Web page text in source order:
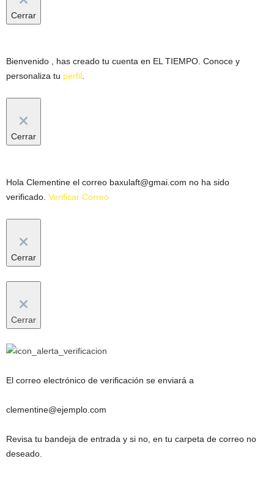
Cerrar
Bienvenido , has creado tu cuenta en EL TIEMPO. Conoce y
personaliza tu perfil.
Cerrar
Hola Clementine el correo baxulaft@gmai.com no ha sido
verificado. Verificar Correo
Cerrar
Cerrar
El correo electrónico de verificación se enviará a
clementine@ejemplo.com
Revisa tu bandeja de entrada y si no, en tu carpeta de correo no
deseado.